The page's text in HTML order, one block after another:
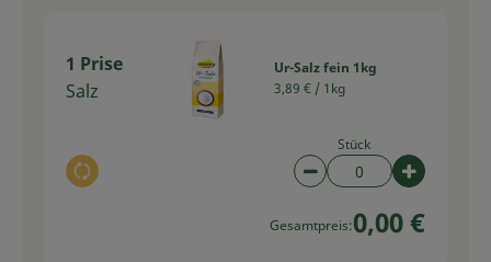
1 Prise
Salz
Auswahl ändern
Ur-Salz fein 1kg
3,89 € / 1kg
Stück
Artikelanzahl
Gesamtpreis:0,00 €